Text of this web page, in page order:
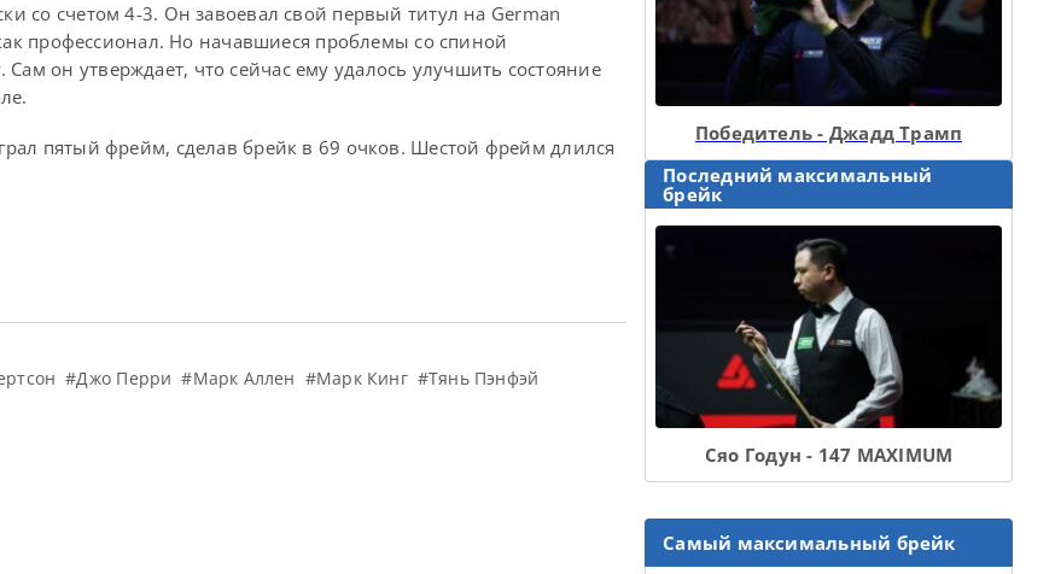
со счетом 4-3. Он завоевал свой первый титул на German
профессионал. Но начавшиеся проблемы со спиной
он утверждает, что сейчас ему удалось улучшить состояние
пятый фрейм, сделав брейк в 69 очков. Шестой фрейм длился
#Джо Перри #Марк Аллен #Марк Кинг #Тянь Пэнфэй
Победитель - Джадд Трамп
Последний максимальный
брейк
Сяо Годун - 147 MAXIMUM
Самый максимальный брейк